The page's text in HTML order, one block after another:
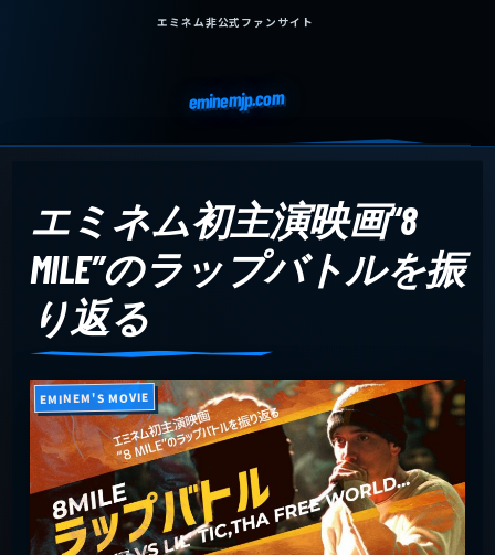
エミネム非公式ファンサイト
eminemjp.com
エミネム初主演映画“8
MILE”のラップバトルを振
り返る
EMINEM'S MOVIE